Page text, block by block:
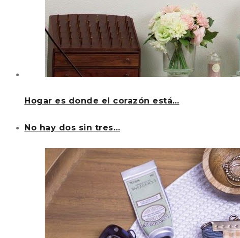
Hogar es donde el corazón está…
No hay dos sin tres…